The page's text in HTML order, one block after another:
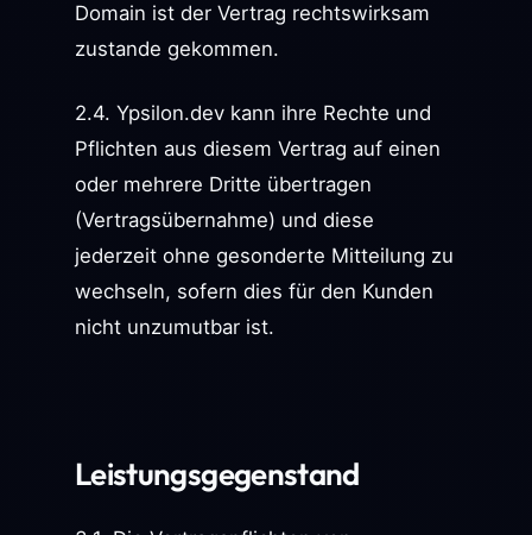
Domain ist der Vertrag rechtswirksam
zustande gekommen.
2.4. Ypsilon.dev kann ihre Rechte und
Pflichten aus diesem Vertrag auf einen
oder mehrere Dritte übertragen
(Vertragsübernahme) und diese
jederzeit ohne gesonderte Mitteilung zu
wechseln, sofern dies für den Kunden
nicht unzumutbar ist.
Leistungsgegenstand